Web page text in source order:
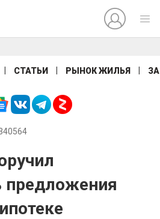
СТАТЬИ РЫНОК ЖИЛЬЯ
предложения